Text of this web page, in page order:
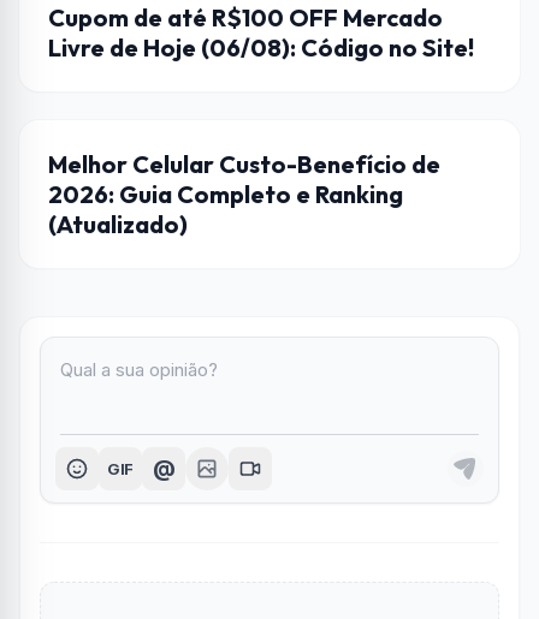
CUPONS DE DESCONTO
Cupom de até R$100 OFF Mercado
Livre de Hoje (06/08): Código no Site!
DICAS
Melhor Celular Custo-Benefício de
2026: Guia Completo e Ranking
(Atualizado)
GIF @